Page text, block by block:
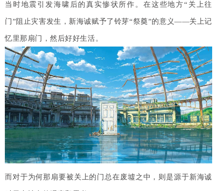
当时地震引发海啸后的真实惨状所作。在这些地方“关上往
门”阻止灾害发生，新海诚赋予了铃芽“祭奠”的意义——关上记
忆里那扇门，然后好好生活。
而对于为何那扇要被关上的门总在废墟之中，则是源于新海诚